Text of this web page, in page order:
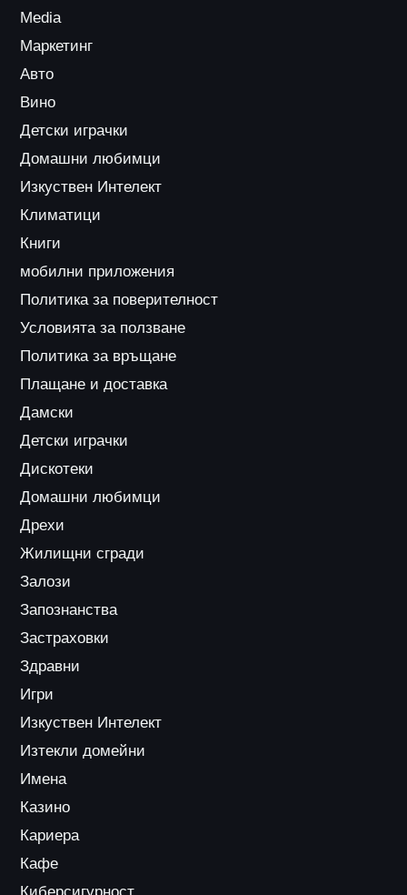
Media
Маркетинг
Авто
Вино
Детски играчки
Домашни любимци
Изкуствен Интелект
Климатици
Книги
мобилни приложения
Политика за поверителност
Условията за ползване
Политика за връщане
Плащане и доставка
Дамски
Детски играчки
Дискотеки
Домашни любимци
Дрехи
Жилищни сгради
Залози
Запознанства
Застраховки
Здравни
Игри
Изкуствен Интелект
Изтекли домейни
Имена
Казино
Кариера
Кафе